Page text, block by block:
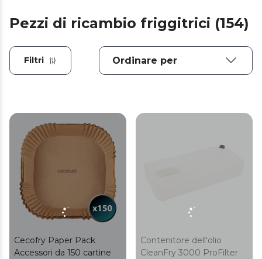
Pezzi di ricambio friggitrici (154)
Filtri
Cecofry Paper Pack
Accessori da 150 cartine
Contenitore dell'olio
CleanFry 3000 ProFilter